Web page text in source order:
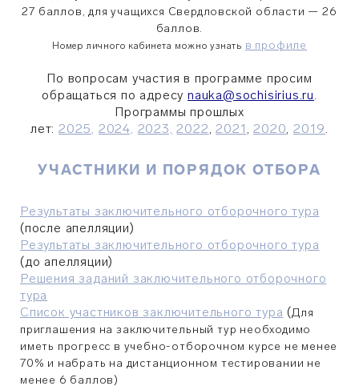
27 баллов, для учащихся Свердловской области — 26
баллов.
Номер личного кабинета можно узнать в профиле
По вопросам участия в программе просим
обращаться по адресу nauka@sochisirius.ru.
Программы прошлых
лет:2025, 2024, 2023, 2022,2021,2020, 2019.
УЧАСТНИКИ И ПОРЯДОК ОТБОРА
Результаты заключительного отборочного тура
(после апелляции)
Результаты заключительного отборочного тура
(до апелляции)
Решения заданий заключительного отборочного
тура
Список участников заключительного тура (Для
приглашения на заключительный тур необходимо
иметь прогресс в учебно-отборочном курсе не менее
70% и набрать на дистанционном тестировании не
менее 6 баллов)